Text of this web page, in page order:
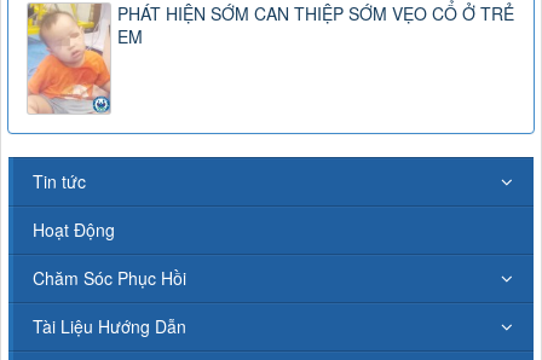
PHÁT HIỆN SỚM CAN THIỆP SỚM VẸO CỔ Ở TRẺ
EM
Tin tức
Hoạt Động
Chăm Sóc Phục Hồi
Tài Liệu Hướng Dẫn